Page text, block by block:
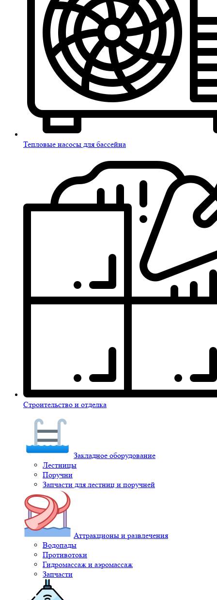
Тепловые насосы для бассейна
Строительство и отделка
Закладное оборудование
Лестницы
Поручни
Запчасти для лестниц и поручней
Аттракционы и развлечения
Водопады
Противотоки
Гидромассаж и аэромассаж
Запчасти